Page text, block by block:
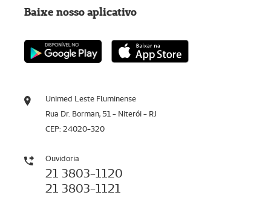
Unimed Leste Fluminense
Rua Dr. Borman, 51 - Niterói - RJ
CEP: 24020-320
Ouvidoria
21 3803-1120
21 3803-1121
Baixe nosso aplicativo